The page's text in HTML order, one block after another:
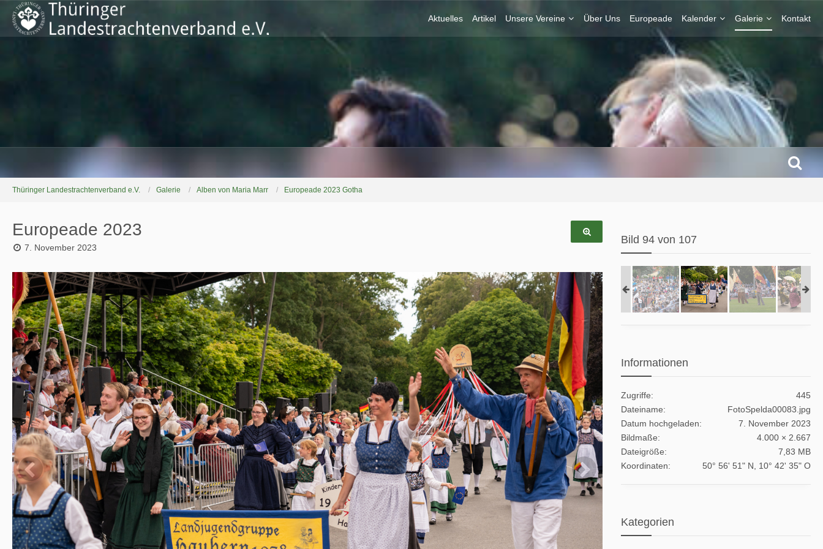
Aktuelles Artikel Unsere Vereine Über Uns Europeade Kalender Galerie Kontakt
Thüringer Landestrachtenverband e.V. Galerie Alben von Maria Marr Europeade 2023 Gotha
Europeade 2023
7. November 2023
Bild 94 von 107
Informationen
Zugriffe
445
Dateiname
FotoSpelda00083.jpg
Datum hochgeladen
7. November 2023
Bildmaße
4.000 × 2.667
Dateigröße
7,83 MB
Koordinaten
50° 56' 51" N, 10° 42' 35" O
Kategorien